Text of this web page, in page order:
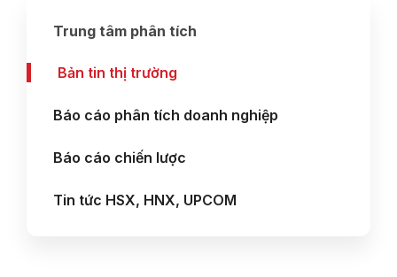
Trung tâm phân tích
Bản tin thị trường
Báo cáo phân tích doanh nghiệp
Báo cáo chiến lược
Tin tức HSX, HNX, UPCOM